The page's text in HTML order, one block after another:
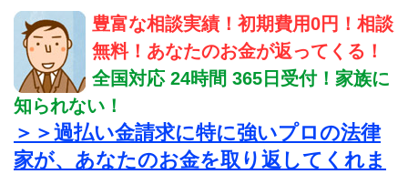
豊富な相談実績！初期費用0円！相談
無料！あなたのお金が返ってくる！
全国対応 24時間 365日受付！家族に
知られない！
＞＞過払い金請求に特に強いプロの法律
家が、あなたのお金を取り返してくれま